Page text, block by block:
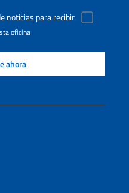
noticias para recibir
oficina